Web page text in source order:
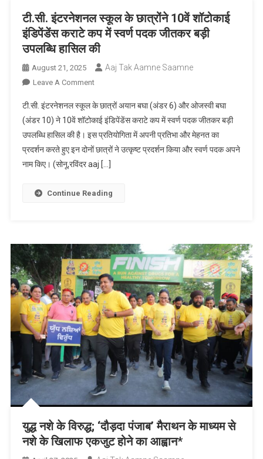
टी.सी. इंटरनेशनल स्कूल के छात्रोंने 10वें शॉटोकाई
इंडिपेंडेंस कराटे कप में स्वर्ण पदक जीतकर बड़ी
उपलब्धि हासिल की
August 21, 2025 Aaj Tak Aamne Saamne
Leave A CommentOn
इंटरनेशनल
स्कूल
के
छात्रोंने
10वें
इंडिपेंडेंस
स्वर्ण
पदक
जीतकर
बड़ी
उपलब्धि
हासिल
की
टी.सी. इंटरनेशनल स्कूल के छात्रों अयान बघा (अंडर 6) और ओजस्वी बघा
(अंडर 10) ने 10वें शॉटोकाई इंडिपेंडेंस कराटे कप में स्वर्ण पदक जीतकर बड़ी
उपलब्धि हासिल की है। इस प्रतियोगिता में अपनी प्रतिभा और मेहनत का
प्रदर्शन करते हुए इन दोनों छात्रों ने उत्कृष्ट प्रदर्शन किया और स्वर्ण पदक अपने
नाम किए। (सोनू,रविंदर aaj […]
Continue Reading
युद्ध नशे के विरुद्ध; ‘दौड़दा पंजाब’ मैराथन के माध्यम से
नशे के खिलाफ एकजुट होने का आह्वान*